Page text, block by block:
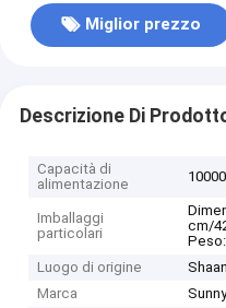
Miglior prezzo
Descrizione Di
Capacità di
alimentazione
Imballaggi
particolari
cm/
Luogo di origine
Marca